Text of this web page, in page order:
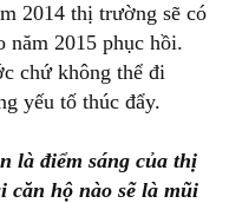
2014 thị trường sẽ có
năm 2015 phục hồi.
chứ không thể đi
yếu tố thúc đẩy.
là điểm sáng của thị
hộ nào sẽ là mũi